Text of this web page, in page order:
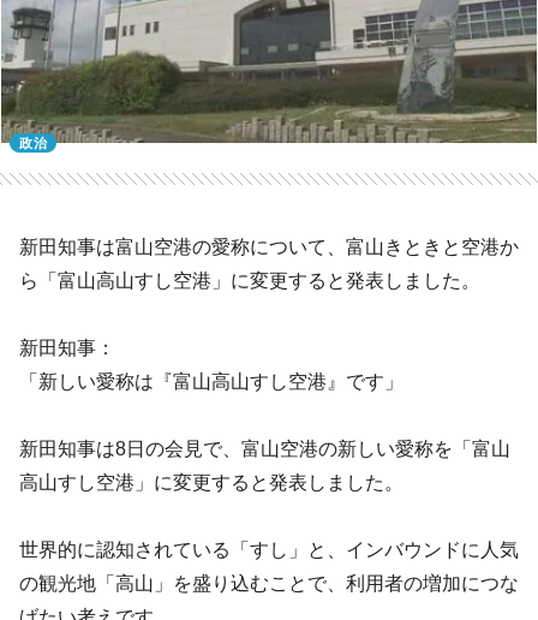
政治
新田知事は富山空港の愛称について、富山きときと空港か
ら「富山高山すし空港」に変更すると発表しました。
新田知事：
「新しい愛称は『富山高山すし空港』です」
新田知事は8日の会見で、富山空港の新しい愛称を「富山
高山すし空港」に変更すると発表しました。
世界的に認知されている「すし」と、インバウンドに人気
の観光地「高山」を盛り込むことで、利用者の増加につな